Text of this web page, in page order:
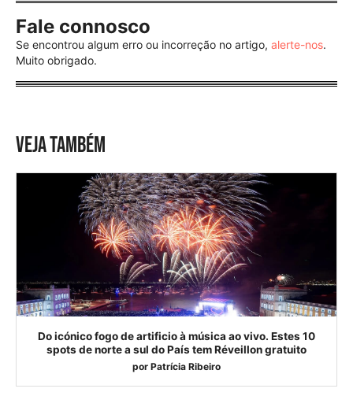
Fale connosco
Se encontrou algum erro ou incorreção no artigo, alerte-nos.
Muito obrigado.
VEJA TAMBÉM
Do icónico fogo de artificio à música ao vivo. Estes 10
spots de norte a sul do País tem Réveillon gratuito
por Patrícia Ribeiro